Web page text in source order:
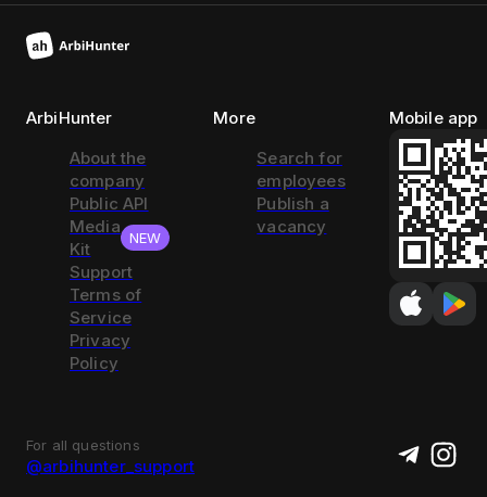
ArbiHunter
About the
company
Public API
Media
Kit
NEW
Support
Terms of
Service
Privacy
Policy
More
Search for
employees
Publish a
vacancy
Mobile app
For all questions
@arbihunter_support